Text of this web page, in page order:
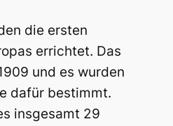
die ersten
errichtet. Das
und es wurden
dafür bestimmt.
insgesamt 29